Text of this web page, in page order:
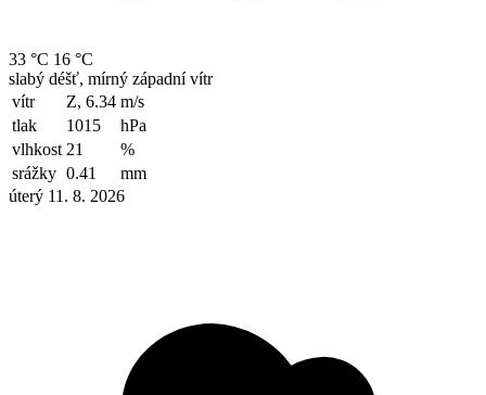
33 °C 16 °C
slabý déšť, mírný západní vítr
vítr
Z, 6.34 m/s
tlak
1015
hPa
vlhkost 21
%
srážky 0.41
mm
úterý 11. 8. 2026